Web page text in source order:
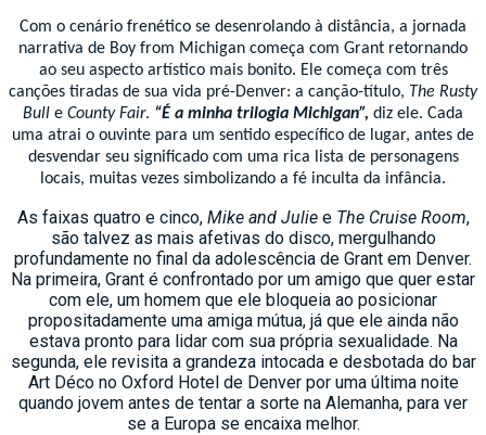
Com o cenário frenético se desenrolando à distância, a jornada
narrativa de Boy from Michigan começa com Grant retornando
ao seu aspecto artístico mais bonito. Ele começa com três
canções tiradas de sua vida pré-Denver: a canção-título, The Rusty
Bull e County Fair. “É a minha trilogia Michigan”, diz ele. Cada
uma atrai o ouvinte para um sentido específico de lugar, antes de
desvendar seu significado com uma rica lista de personagens
locais, muitas vezes simbolizando a fé inculta da infância.
As faixas quatro e cinco, Mike and Juliee The Cruise Room,
são talvez as mais afetivas do disco, mergulhando
profundamente no final da adolescência de Grant em Denver.
Na primeira, Grant é confrontado por um amigo que quer estar
com ele, um homem que ele bloqueia ao posicionar
propositadamente uma amiga mútua, já que ele ainda não
estava pronto para lidar com sua própria sexualidade. Na
segunda, ele revisita a grandeza intocada e desbotada do bar
Art Déco no Oxford Hotel de Denver por uma última noite
quando jovem antes de tentar a sorte na Alemanha, para ver
se a Europa se encaixa melhor.